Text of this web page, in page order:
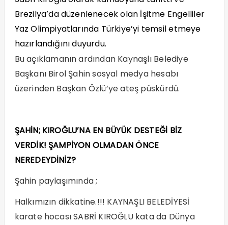
Brezilya’da düzenlenecek olan İşitme Engelliler
Yaz Olimpiyatlarında Türkiye’yi temsil etmeye
hazırlandığını duyurdu.
Bu açıklamanın ardından Kaynaşlı Belediye
Başkanı Birol Şahin sosyal medya hesabı
üzerinden Başkan Özlü’ye ateş püskürdü.
ŞAHİN; KIROĞLU’NA EN BÜYÜK DESTEĞİ BİZ
VERDİK! ŞAMPİYON OLMADAN ÖNCE
NEREDEYDİNİZ?
Şahin paylaşımında ;
Halkımızın dikkatine.!!! KAYNAŞLI BELEDİYESİ
karate hocası SABRİ KIROĞLU kata da Dünya